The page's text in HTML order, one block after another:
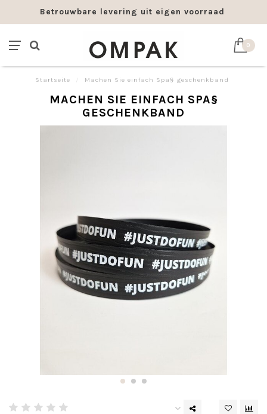
Betrouwbare levering uit eigen voorraad
0
Startseite Machen Sie einfach Spa§ geschenkband
MACHEN SIE EINFACH SPA§
GESCHENKBAND